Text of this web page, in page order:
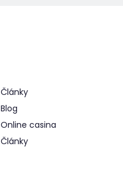
Články
Blog
Online casina
Články